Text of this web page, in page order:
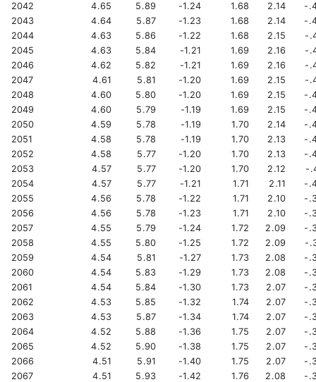
2042
4.65 5.89 -1.24 1.68 2.14
-
2043
4.64 5.87 -1.23 1.68 2.14
-
2044
4.63 5.86 -1.22 1.68 2.15
-
2045
4.63 5.84 -1.21 1.69 2.16
-
2046
4.62 5.82 -1.21 1.69 2.16
-
2047
4.61 5.81 -1.20 1.69 2.15
-
2048
4.60 5.80 -1.20 1.69 2.15
-
2049
4.60 5.79 -1.19 1.69 2.15
-
2050
4.59 5.78 -1.19 1.70 2.14
-
2051
4.58 5.78 -1.19 1.70 2.13
-
2052
4.58 5.77 -1.20 1.70 2.13
-
2053
4.57 5.77 -1.20 1.70 2.12
-
2054
4.57 5.77 -1.21 1.71 2.11
-
2055
4.56 5.78 -1.22 1.71 2.10
-
2056
4.56 5.78 -1.23 1.71 2.10
-
2057
4.55 5.79 -1.24 1.72 2.09
-
2058
4.55 5.80 -1.25 1.72 2.09
-
2059
4.54 5.81 -1.27 1.73 2.08
-
2060
4.54 5.83 -1.29 1.73 2.08
-
2061
4.54 5.84 -1.30 1.73 2.07
-
2062
4.53 5.85 -1.32 1.74 2.07
-
2063
4.53 5.87 -1.34 1.74 2.07
-
2064
4.52 5.88 -1.36 1.75 2.07
-
2065
4.52 5.90 -1.38 1.75 2.07
-
2066
4.51 5.91 -1.40 1.75 2.07
-
2067
4.51 5.93 -1.42 1.76 2.08
-